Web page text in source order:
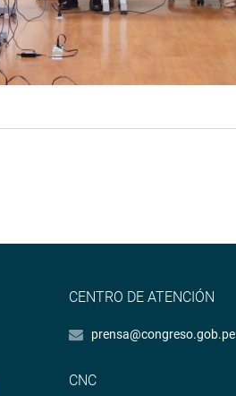
CENTRO DE ATENCIÓN
prensa@congreso.gob.pe
CNC